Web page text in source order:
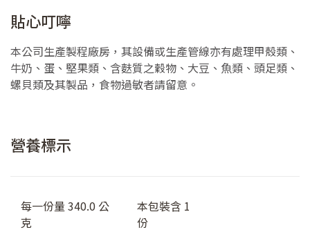
貼心叮嚀
本公司生產製程廠房，其設備或生產管線亦有處理甲殼類、
牛奶、蛋、堅果類、含麩質之穀物、大豆、魚類、頭足類、
螺貝類及其製品，食物過敏者請留意。
營養標示
每一份量 340.0 公
克
本包裝含 1
份